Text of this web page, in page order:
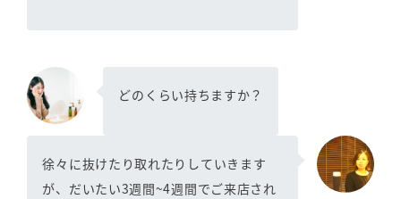
どのくらい持ちますか？
徐々に抜けたり取れたりしていきます
が、だいたい3週間~4週間でご来店され